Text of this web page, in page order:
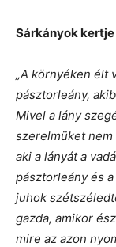
Sárkányok kertje
„A környéken élt
pásztorleány,
Mivel a lány
szerelmüket nem
aki a lányát a
pásztorleány és
juhok
gazda, amikor
mire az azon